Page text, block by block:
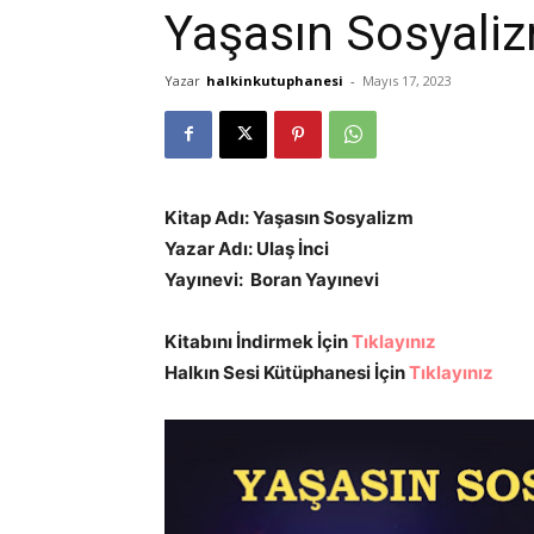
Yaşasın
Yazar halkinkutuphanesi - Mayıs 17, 2023
Kitap Adı: Yaşasın Sosyalizm
Yazar Adı: Ulaş İnci
Yayınevi: Boran Yayınevi
Kitabını İndirmek İçinTıklayınız
Halkın Sesi Kütüphanesi İçinTıklayınız